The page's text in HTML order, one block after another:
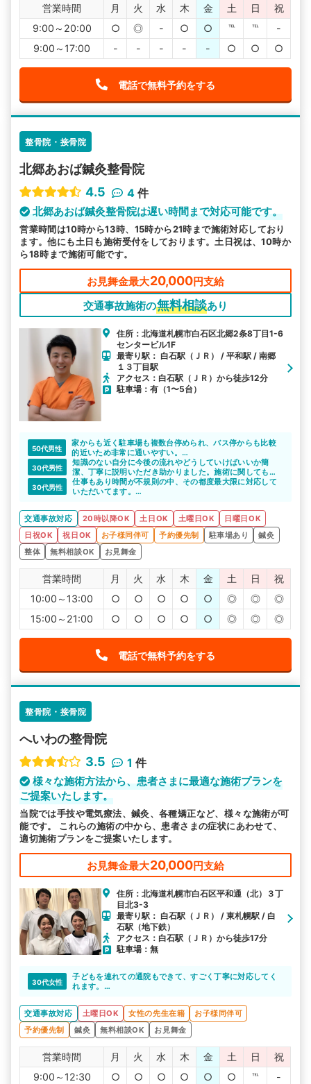
営業時間 月 火 水 木 金 土 日
祝
9:00～20:00
○ ◎ - ○ ○ ℡ ℡
-
9:00～17:00
- - - - - ○ ○ ○
電話で無料予約をする
整骨院・接骨院
北郷あおば鍼灸整骨院
4.5
4 件
北郷あおば鍼灸整骨院は遅い時間まで対応可能です。
営業時間は10時から13時、15時から21時まで施術対応しており
ます。他にも土日も施術受付をしております。土日祝は、10時か
ら18時まで施術可能です。
お見舞金最大20,000円支給
交通事故施術の無料相談あり
住所：北海道札幌市白石区北郷2条8丁目1-6
センタービル1F
最寄り駅： 白石駅（ＪＲ） / 平和駅 / 南郷
１３丁目駅
アクセス：白石駅（ＪＲ）から徒歩12分
駐車場：有（1〜5台）
50代男性
家からも近く駐車場も複数台停められ、バス停からも比較
的近いため非常に通いやすい。
整骨院に通うのは初めてだったため最初は不安がありまし
たが、院長およびスタッフの方も親切で、今現在はなんの
不安もなく通院させていただいています。
とても良い整骨院だと思います。
30代男性
知識のない自分に今後の流れやどうしていけばいいか簡
潔、丁寧に説明いただき助かりました。施術に関しても細
やかな気配りや説明もしていただきとても良かったです。
30代男性
仕事もあり時間が不規則の中、その都度最大限に対応して
いただいてます。
交通事故対応
20時以降OK 土日OK 土曜日OK
日曜日OK
日祝OK
祝日OK お子様同伴可 予約優先制 駐車場あり
鍼灸
整体
無料相談OK お見舞金
営業時間 月 火 水 木 金 土 日
祝
10:00～13:00
○ ○ ○ ○ ○ ◎ ◎
◎
15:00～21:00
○ ○ ○ ○ ○ ◎ ◎ ◎
電話で無料予約をする
整骨院・接骨院
へいわの整骨院
3.5
1 件
様々な施術方法から、患者さまに最適な施術プランを
ご提案いたします。
当院では手技や電気療法、鍼灸、各種矯正など、様々な施術が可
能です。 これらの施術の中から、患者さまの症状にあわせて、
適切施術プランをご提案いたします。
お見舞金最大20,000円支給
住所：北海道札幌市白石区平和通（北）３丁
目北3-3
最寄り駅： 白石駅（ＪＲ） / 東札幌駅 / 白
石駅（地下鉄）
アクセス：白石駅（ＪＲ）から徒歩17分
駐車場：無
30代女性
子どもを連れての通院もできて、すごく丁寧に対応してく
れます。
交通事故対応
土曜日OK 女性の先生在籍
お子様同伴可
予約優先制
鍼灸 無料相談OK お見舞金
営業時間 月 火 水 木 金 土 日
祝
9:00～12:30
○ ○ ○ ○ ○ ○ ℡ -